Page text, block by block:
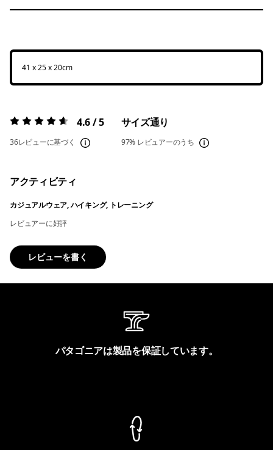
41 x 25 x 20cm
評価:4.6 / 5 4.6 / 5
36レビューに基づく
サイズ通り
97% レビュアーのうち
アクティビティ
カジュアルウェア, ハイキング, トレーニング
レビュアーに好評
レビューを書く
パタゴニアは製品を保証しています。